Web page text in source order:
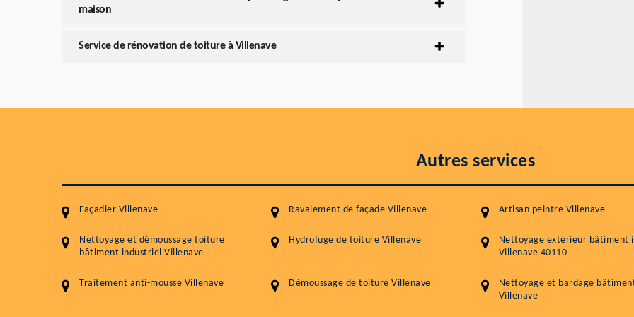
maison
Service de rénovation de toiture à Villenave
Autres services
Façadier Villenave Ravalement de façade Villenave Artisan peintre Villenave
Nettoyage et démoussage toiture
bâtiment industriel Villenave
Hydrofuge de toiture Villenave
Nettoyage extérieur bâtiment
Villenave 40110
Traitement anti-mousse Villenave Démoussage de toiture Villenave
Nettoyage et bardage
Villenave